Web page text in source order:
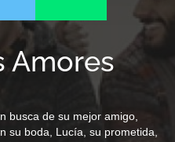
Amores
busca de su mejor amigo,
su boda, Lucía, su prometida,